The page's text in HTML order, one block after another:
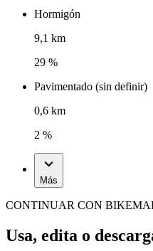
Hormigón
9,1 km
29 %
Pavimentado (sin definir)
0,6 km
2 %
Más
CONTINUAR CON
Usa, edita o